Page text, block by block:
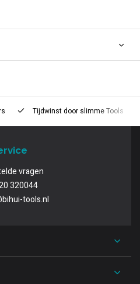
Tijdwinst door slimme Tools
vragen
320044
tools.nl